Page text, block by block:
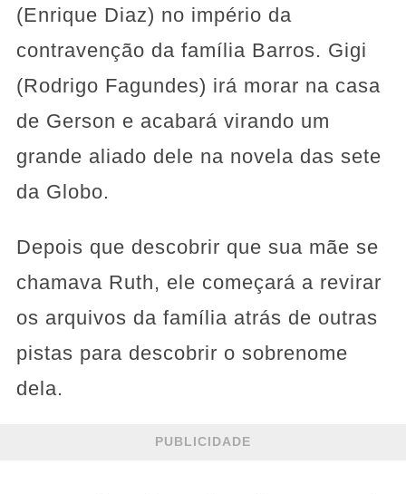
(Enrique Diaz) no império da
contravenção da família Barros. Gigi
(Rodrigo Fagundes) irá morar na casa
de Gerson e acabará virando um
grande aliado dele na novela das sete
da Globo.
Depois que descobrir que sua mãe se
chamava Ruth, ele começará a revirar
os arquivos da família atrás de outras
pistas para descobrir o sobrenome
dela.
PUBLICIDADE